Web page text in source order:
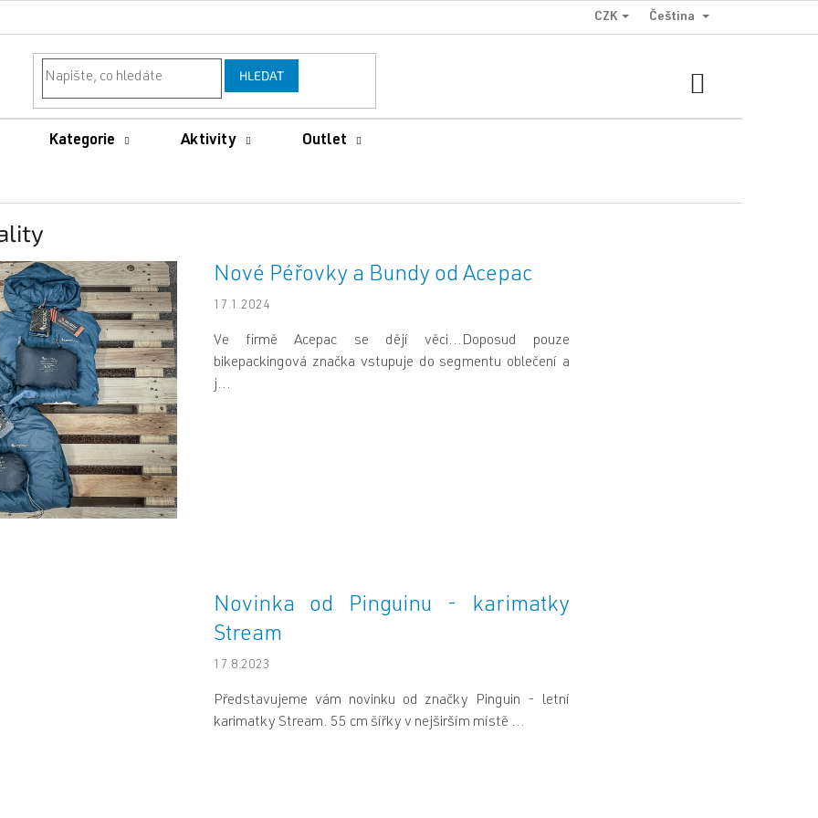
CZK Čeština
HLEDAT
Kategorie Aktivity Outlet
Nové Péřovky a Bundy od Acepac
17.1.2024
Ve firmě Acepac se dějí věci...Doposud pouze
bikepackingová značka vstupuje do segmentu oblečení a
j...
Novinka od Pinguinu - karimatky
Stream
17.8.2023
Představujeme vám novinku od značky Pinguin - letní
karimatky Stream. 55 cm šířky v nejširším místě ...